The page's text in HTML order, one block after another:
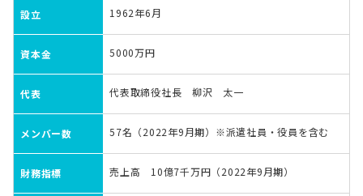
設立 1962年6月
資本金 5000万円
代表 代表取締役社長 柳沢 太一
メンバー数 57名（2022年9月期）※派遣社員・役員を含む
財務指標 売上高 10億7千万円（2022年9月期）